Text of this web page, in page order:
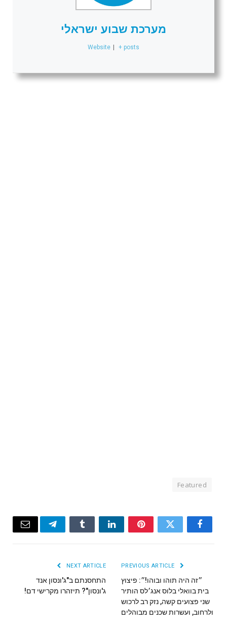
מערכת שבוע ישראלי
Website | + posts
Featured
Facebook
Twitter
Pinterest
LinkedIn
Tumblr
Telegram
Email
״זה היה תוהו ובוהו!״: פיצוץ
בית בוואלי בלוס אנג׳לס הותיר
שני פצועים קשה, נזק רב לרכוש
ולרחוב, ועשרות שכנים מבוהלים
NEXT ARTICLE
התחסנתם ב"ג'ונסון אנד
ג'ונסון"? תיזהרו מקרישי דם!